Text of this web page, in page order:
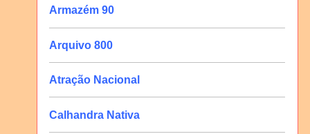
Armazém 90
Arquivo 800
Atração Nacional
Calhandra Nativa